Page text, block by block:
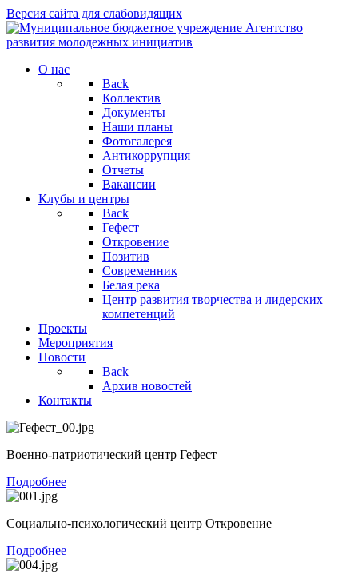
Версия сайта для слабовидящих
О нас
Back
Коллектив
Документы
Наши планы
Фотогалерея
Антикоррупция
Отчеты
Вакансии
Клубы и центры
Back
Гефест
Откровение
Позитив
Современник
Белая река
Центр развития творчества и лидерских
компетенций
Проекты
Мероприятия
Новости
Back
Архив новостей
Контакты
Военно-патриотический центр Гефест
Подробнее
Социально-психологический центр Откровение
Подробнее